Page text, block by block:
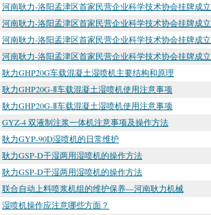
河南耿力-洛阳孟津区首家民营企业科学技术协会挂牌成立
河南耿力-洛阳孟津区首家民营企业科学技术协会挂牌成立
河南耿力-洛阳孟津区首家民营企业科学技术协会挂牌成立
河南耿力-洛阳孟津区首家民营企业科学技术协会挂牌成立
耿力GHP20G车载混凝土湿喷机主要结构和原理
耿力GHP20G-Ⅱ车载混凝土湿喷机使用注意事项
耿力GHP20G-Ⅱ车载混凝土湿喷机使用注意事项
GYZ-4 双液制注浆一体机注意事项及操作方法
耿力GYP-90D湿喷机的日常维护
耿力GSP-D干湿两用湿喷机的操作方法
耿力GSP-D干湿两用湿喷机的操作方法
联合自动上料喷浆机组的维护保养—河南耿力机械
湿喷机操作应注意哪些方面？